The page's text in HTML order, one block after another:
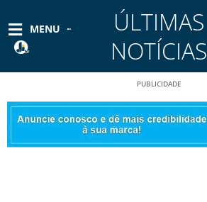
conteúdo
MENU
ÚLTIMAS
NOTÍCIAS
PUBLICIDADE